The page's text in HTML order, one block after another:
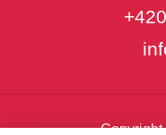
Copyright